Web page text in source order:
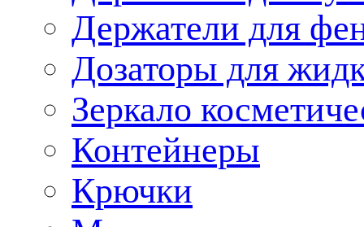
Держатели для
Дозаторы для
Зеркало
Контейнеры
Крючки